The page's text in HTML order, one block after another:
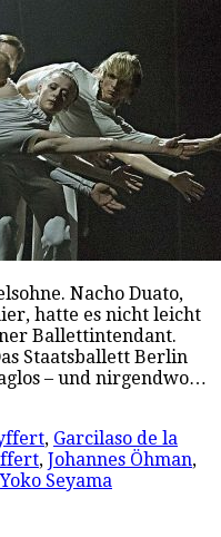
Nacho Duato,
hatte es nicht leicht
Ballettintendant.
Staatsballett Berlin
– und nirgendwo…
, Garcilaso de la
, Johannes Öhman,
Yoko Seyama